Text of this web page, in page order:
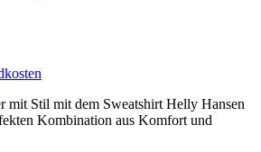
mit Stil mit dem Sweatshirt Helly Hansen
Kombination aus Komfort und